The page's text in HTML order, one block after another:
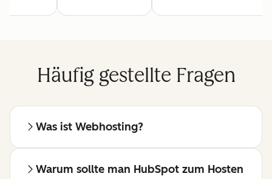
Häufig gestellte Fragen
Was ist Webhosting?
Warum sollte man HubSpot zum Hosten